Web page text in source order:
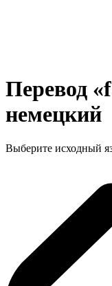
Перевод
немецкий
Выберите исходный